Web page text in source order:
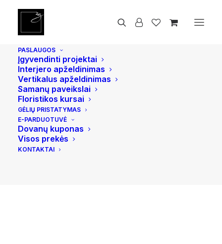
PASLAUGOS
Įgyvendinti projektai
Interjero apželdinimas
Vertikalus apželdinimas
Samanų paveikslai
Floristikos kursai
GĖLIŲ PRISTATYMAS
E-PARDUOTUVĖ
Dovanų kuponas
Visos prekės
KONTAKTAI
Pradžia Mažoji meno kolekcija Skulptūra „Nuostaba“